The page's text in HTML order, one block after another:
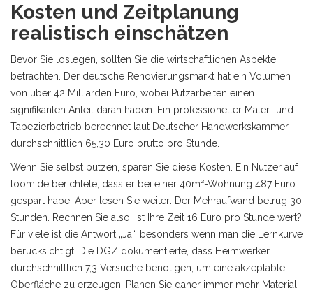
Kosten und Zeitplanung
realistisch einschätzen
Bevor Sie loslegen, sollten Sie die wirtschaftlichen Aspekte
betrachten. Der deutsche Renovierungsmarkt hat ein Volumen
von über 42 Milliarden Euro, wobei Putzarbeiten einen
signifikanten Anteil daran haben. Ein professioneller Maler- und
Tapezierbetrieb berechnet laut Deutscher Handwerkskammer
durchschnittlich 65,30 Euro brutto pro Stunde.
Wenn Sie selbst putzen, sparen Sie diese Kosten. Ein Nutzer auf
toom.de berichtete, dass er bei einer 40m²-Wohnung 487 Euro
gespart habe. Aber lesen Sie weiter: Der Mehraufwand betrug 30
Stunden. Rechnen Sie also: Ist Ihre Zeit 16 Euro pro Stunde wert?
Für viele ist die Antwort „Ja“, besonders wenn man die Lernkurve
berücksichtigt. Die DGZ dokumentierte, dass Heimwerker
durchschnittlich 7,3 Versuche benötigen, um eine akzeptable
Oberfläche zu erzeugen. Planen Sie daher immer mehr Material